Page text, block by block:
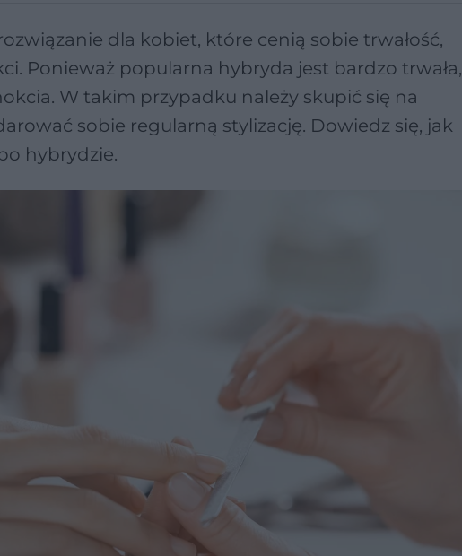
dla kobiet, które cenią sobie trwałość,
Ponieważ popularna hybryda jest bardzo trwała,
W takim przypadku należy skupić się na
sobie regularną stylizację. Dowiedz się, jak
hybrydzie.